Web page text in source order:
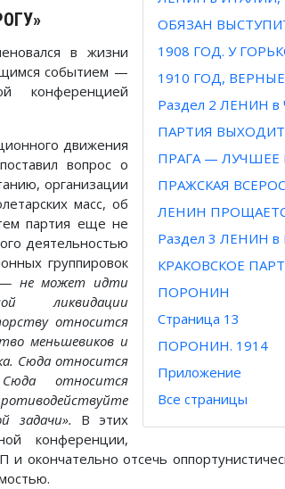
ОБЯЗАН
1908 ГОД. У
1910 ГОД,
Раздел 2 ЛЕНИН
ПАРТИЯ
ПРАГА —
ПРАЖСКАЯ
ЛЕНИН
Раздел 3 ЛЕНИН
КРАКОВСКОЕ
ПОРОНИН
Страница 13
ПОРОНИН. 1914
Приложение
Все страницы
в жизни
событием —
конференцией
движения
вопрос о
организации
масс, об
партия еще не
деятельностью
группировок
не может идти
ликвидации
относится
меньшевиков и
Сюда относится
относится
задачи». В этих
конференции,
и окончательно отсечь